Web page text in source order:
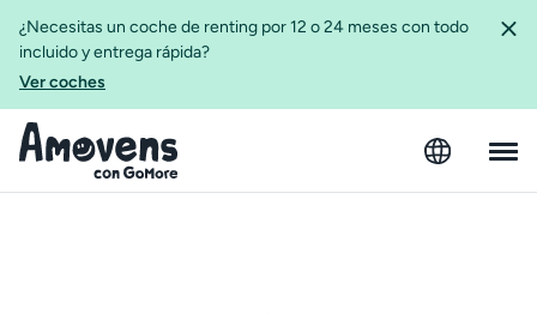
¿Necesitas un coche de renting por 12 o 24 meses con todo
incluido y entrega rápida?
Ver coches